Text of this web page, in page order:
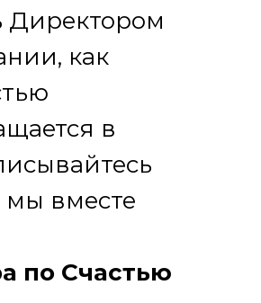
Директором
как
в
мы вместе
по Счастью